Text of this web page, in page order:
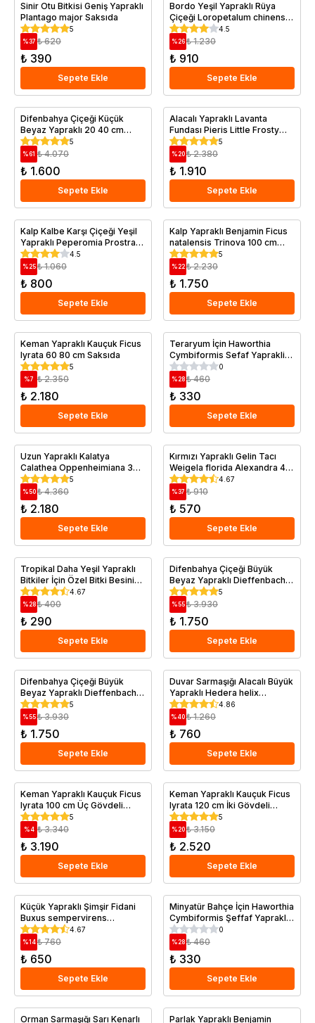
Sinir Otu Bitkisi Geniş Yapraklı
Plantago major Saksıda
5
%37 ₺ 620
₺ 390
Sepete Ekle
Bordo Yeşil Yapraklı Rüya
Çiçeği Loropetalum chinense
Burgundy Saksıda
4.5
%26 ₺ 1.230
₺ 910
Sepete Ekle
Difenbahya Çiçeği Küçük
Beyaz Yapraklı 20 40 cm
Saksıda
5
% 61 ₺ 4.070
₺ 1.600
Sepete Ekle
Alacalı Yapraklı Lavanta
Fundası Pieris Little Frosty
İthal Saksıda5
%20 ₺ 2.380
₺ 1.910
Sepete Ekle
Kalp Kalbe Karşı Çiçeği Yeşil
Yapraklı Peperomia Prostrata
Saksıda
4.5
%25 ₺ 1.060
₺ 800
Sepete Ekle
Kalp Yapraklı Benjamin Ficus
natalensis Trinova 100 cm
Saksıda
5
%22 ₺ 2.230
₺ 1.750
Sepete Ekle
Keman Yapraklı Kauçuk Ficus
lyrata 60 80 cm Saksıda
5
%7 ₺ 2.350
₺ 2.180
Sepete Ekle
Teraryum İçin Haworthia
Cymbiformis Sefaf Yaprakli
Haworthia 3 Adet
0
%28 ₺ 460
₺ 330
Sepete Ekle
Uzun Yapraklı Kalatya
Calathea Oppenheimiana 30
40 cm Saksıda
5
% 50 ₺ 4.360
₺ 2.180
Sepete Ekle
Kırmızı Yapraklı Gelin Tacı
Weigela florida Alexandra 40
cm
4.67
%37 ₺ 910
₺ 570
Sepete Ekle
Tropikal Daha Yeşil Yapraklı
Bitkiler İçin Özel Bitki Besini
225 ml
4.67
%28 ₺ 400
₺ 290
Sepete Ekle
Difenbahya Çiçeği Büyük
Beyaz Yapraklı Dieffenbachia
Mariana 40 cm Saksıda
5
% 55 ₺ 3.930
₺ 1.750
Sepete Ekle
Difenbahya Çiçeği Büyük
Beyaz Yapraklı Dieffenbachia
Mariana 40 cm Saksıda
5
% 55 ₺ 3.930
₺ 1.750
Sepete Ekle
Duvar Sarmaşığı Alacalı Büyük
Yapraklı Hedera helix
Variegata 80 cm
4.86
%40 ₺ 1.260
₺ 760
Sepete Ekle
Keman Yapraklı Kauçuk Ficus
lyrata 100 cm Üç Gövdeli
Saksıda
5
%4 ₺ 3.340
₺ 3.190
Sepete Ekle
Keman Yapraklı Kauçuk Ficus
lyrata 120 cm İki Gövdeli
Saksıda
5
%20 ₺ 3.150
₺ 2.520
Sepete Ekle
Küçük Yapraklı Şimşir Fidani
Buxus sempervirens
Suffruticosa 20 40 cm
4.67
%14 ₺ 760
₺ 650
Sepete Ekle
Minyatür Bahçe İçin Haworthia
Cymbiformis Şeffaf Yapraklı
Haworthia 3 Adet
0
%28 ₺ 460
₺ 330
Sepete Ekle
Orman Sarmaşığı Sarı Kenarlı Parlak Yapraklı Benjamin